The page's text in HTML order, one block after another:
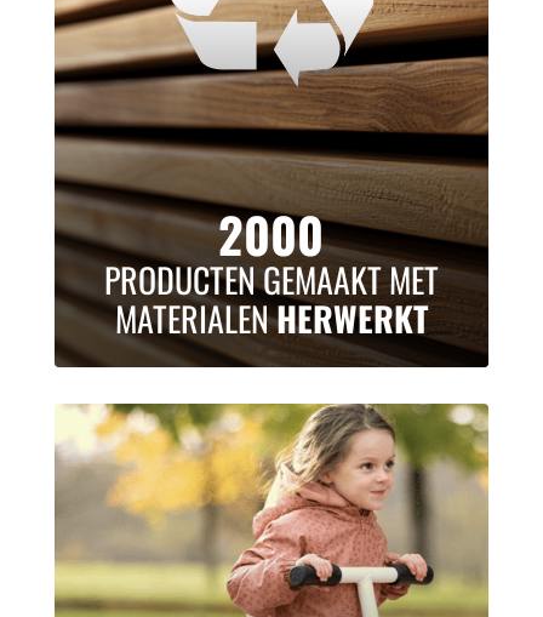
2000
PRODUCTEN GEMAAKT MET
MATERIALENHERWERKT